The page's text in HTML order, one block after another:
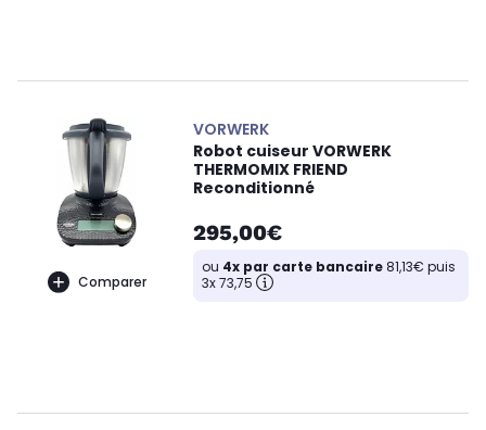
Comparer
VORWERK
Robot cuiseur VORWERK
THERMOMIX FRIEND
Reconditionné
295,00€
ou 4x par carte bancaire81,13€ puis
3x 73,75